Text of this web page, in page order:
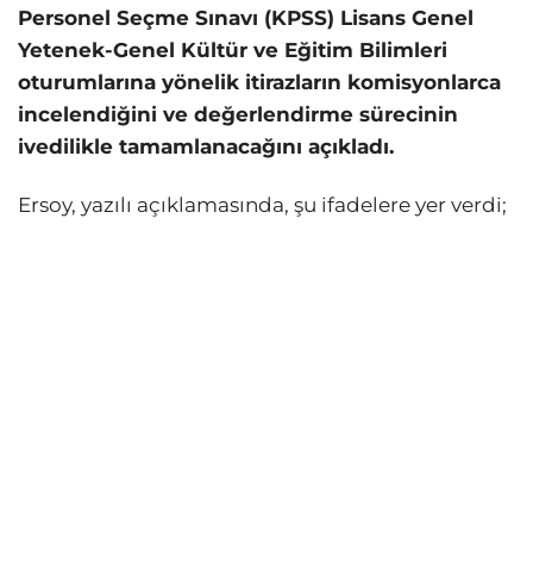
Personel Seçme Sınavı (KPSS) Lisans Genel
Yetenek-Genel Kültür ve Eğitim Bilimleri
oturumlarına yönelik itirazların komisyonlarca
incelendiğini ve değerlendirme sürecinin
ivedilikle tamamlanacağını açıkladı.
Ersoy, yazılı açıklamasında, şu ifadelere yer verdi;